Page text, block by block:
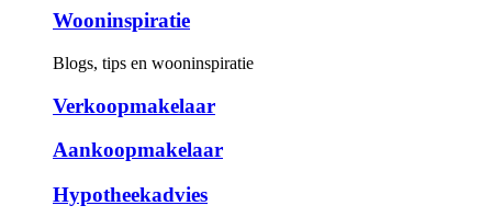
Wooninspiratie
Blogs, tips en wooninspiratie
Verkoopmakelaar
Aankoopmakelaar
Hypotheekadvies